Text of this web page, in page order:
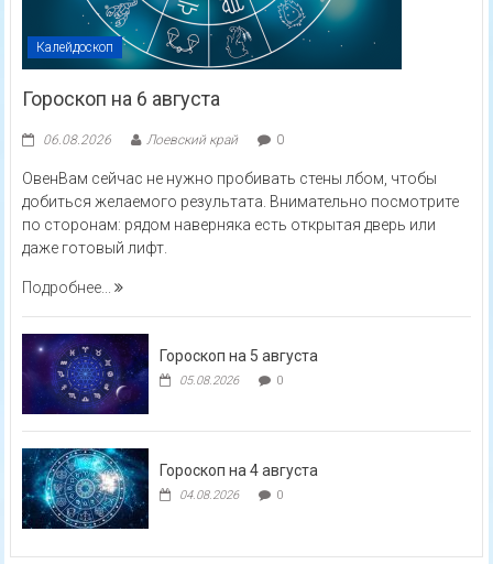
Калейдоскоп
Гороскоп на 6 августа
06.08.2026 Лоевский край 0
ОвенВам сейчас не нужно пробивать стены лбом, чтобы
добиться желаемого результата. Внимательно посмотрите
по сторонам: рядом наверняка есть открытая дверь или
даже готовый лифт.
Подробнее...
Гороскоп на 5 августа
05.08.2026 0
Гороскоп на 4 августа
04.08.2026 0